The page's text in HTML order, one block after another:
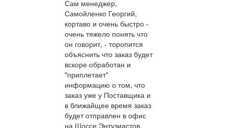
Сам менеджер,
Самойленко Георгий,
кортаво и очень быстро -
очень тяжело понять что
он говорит, - торопится
объяснить что заказ будет
вскоре обработан и
"приплетает"
информацию о том, что
заказ уже у Поставщика и
в ближайщее время заказ
будет отправлен в офис
на Шоссе Энтузиастов.